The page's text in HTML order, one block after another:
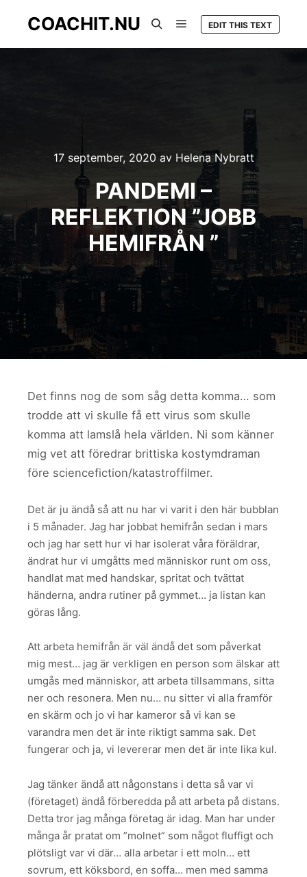
COACHIT.NU EDIT THIS TEXT
17 september, 2020 av Helena Nybratt
PANDEMI –
REFLEKTION ”JOBB
HEMIFRÅN ”
Det finns nog de som såg detta komma… som
trodde att vi skulle få ett virus som skulle
komma att lamslå hela världen. Ni som känner
mig vet att föredrar brittiska kostymdraman
före sciencefiction/katastroffilmer.
Det är ju ändå så att nu har vi varit i den här bubblan
i 5 månader. Jag har jobbat hemifrån sedan i mars
och jag har sett hur vi har isolerat våra föräldrar,
ändrat hur vi umgåtts med människor runt om oss,
handlat mat med handskar, spritat och tvättat
händerna, andra rutiner på gymmet… ja listan kan
göras lång.
Att arbeta hemifrån är väl ändå det som påverkat
mig mest… jag är verkligen en person som älskar att
umgås med människor, att arbeta tillsammans, sitta
ner och resonera. Men nu… nu sitter vi alla framför
en skärm och jo vi har kameror så vi kan se
varandra men det är inte riktigt samma sak. Det
fungerar och ja, vi levererar men det är inte lika kul.
Jag tänker ändå att någonstans i detta så var vi
(företaget) ändå förberedda på att arbeta på distans.
Detta tror jag många företag är idag. Man har under
många år pratat om ”molnet” som något fluffigt och
plötsligt var vi där… alla arbetar i ett moln… ett
sovrum, ett köksbord, en soffa… men med samma